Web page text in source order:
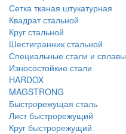
Сетка тканая штукатурная
Квадрат стальной
Круг стальной
Шестигранник стальной
Специальные стали и сплавы
Износостойкие стали
HARDOX
MAGSTRONG
Быстрорежущая сталь
Лист быстрорежущий
Круг быстрорежущий